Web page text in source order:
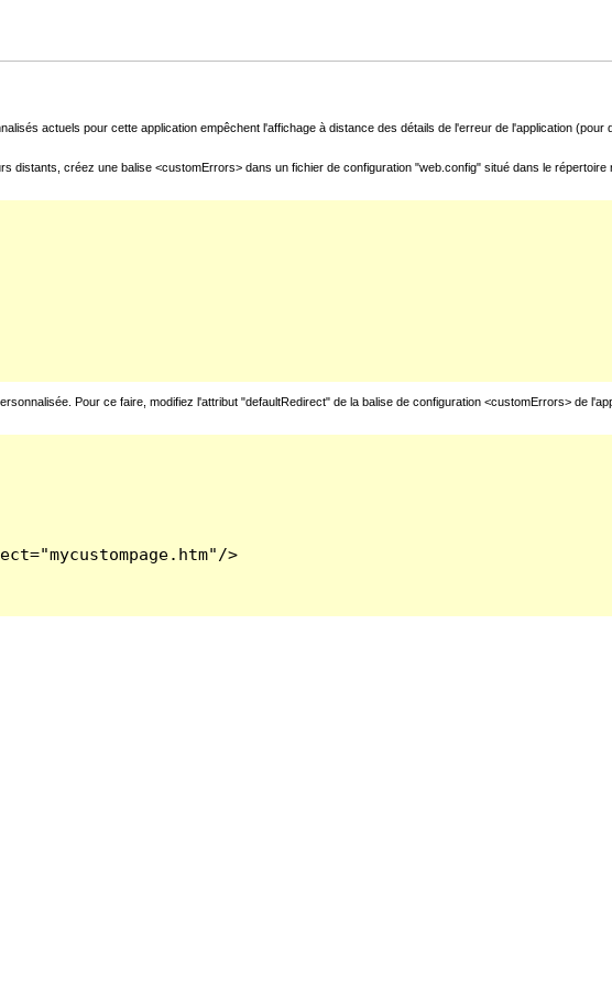
actuels pour cette application empêchent l'affichage à distance des détails de l'erreur de l'application
créez une balise <customErrors> dans un fichier de configuration "web.config" situé dans le
Pour ce faire, modifiez l'attribut "defaultRedirect" de la balise de configuration <customErrors> de
>